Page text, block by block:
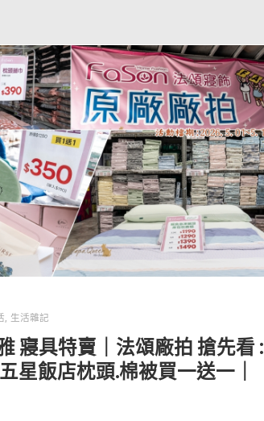
生活雜記
寢具特賣｜法頌廠拍 搶先看 :
星飯店枕頭.棉被買一送一｜